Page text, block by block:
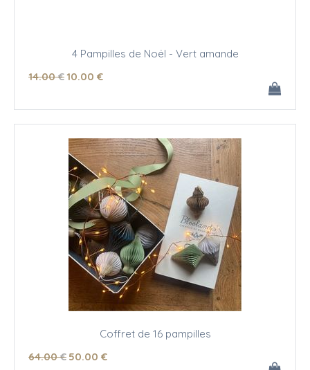
4 Pampilles de Noël - Vert amande
14.00 €10.00 €
Coffret de 16 pampilles
64.00 € 50.00 €